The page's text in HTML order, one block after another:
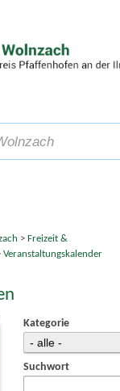
> Freizeit &
Veranstaltungskalender
Kategorie
Suchwort